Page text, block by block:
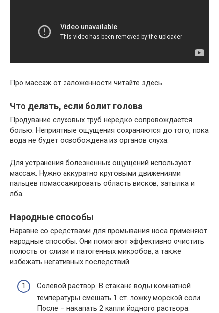
Про массаж от заложенности читайте здесь.
Что делать, если болит голова
Продувание слуховых труб нередко сопровождается
болью. Неприятные ощущения сохраняются до того, пока
вода не будет освобождена из органов слуха.
Для устранения болезненных ощущений используют
массаж. Нужно аккуратно круговыми движениями
пальцев помассажировать область висков, затылка и
лба.
Народные способы
Наравне со средствами для промывания носа применяют
народные способы. Они помогают эффективно очистить
полость от слизи и патогенных микробов, а также
избежать негативных последствий.
Солевой раствор. В стакане воды комнатной
температуры смешать 1 ст. ложку морской соли.
После – накапать 2 капли йодного раствора.